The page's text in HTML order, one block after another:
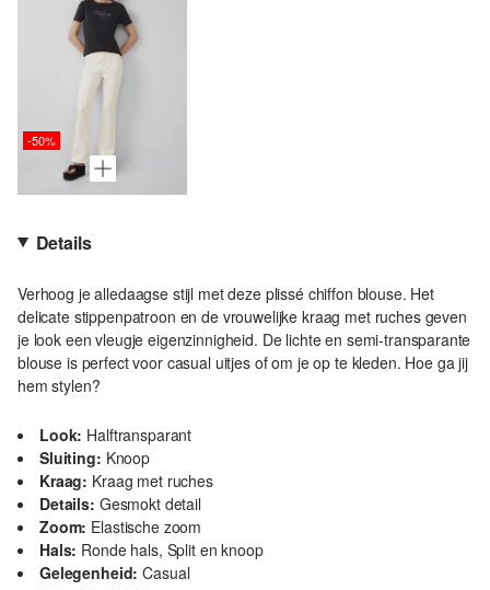
-50%
Details
Verhoog je alledaagse stijl met deze plissé chiffon blouse. Het
delicate stippenpatroon en de vrouwelijke kraag met ruches geven
je look een vleugje eigenzinnigheid. De lichte en semi-transparante
blouse is perfect voor casual uitjes of om je op te kleden. Hoe ga jij
hem stylen?
Look: Halftransparant
Sluiting: Knoop
Kraag: Kraag met ruches
Details: Gesmokt detail
Zoom: Elastische zoom
Hals: Ronde hals, Split en knoop
Gelegenheid: Casual